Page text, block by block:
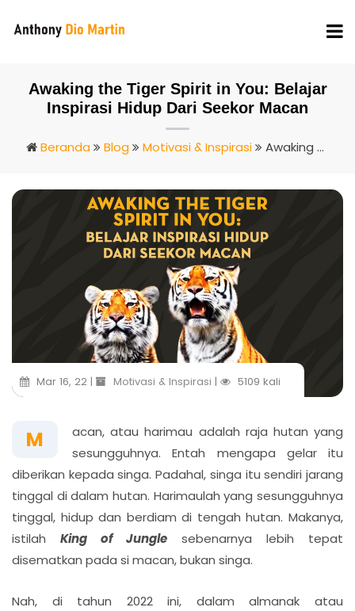
Awaking the Tiger Spirit in You: Belajar
Inspirasi Hidup Dari Seekor Macan
Beranda Blog Motivasi & Inspirasi Awaking The Tiger Spirit In You: Belajar Inspirasi Hidup Dari Seekor Macan
Mar 16, 22 | Motivasi & Inspirasi | 5109 kali
M
acan, atau harimau adalah raja hutan yang
sesungguhnya. Entah mengapa gelar itu
diberikan kepada singa. Padahal, singa itu sendiri jarang
tinggal di dalam hutan. Harimaulah yang sesungguhnya
tinggal, hidup dan berdiam di tengah hutan. Makanya,
istilah King of Jungle sebenarnya lebih tepat
disematkan pada si macan, bukan singa.
Nah, di tahun 2022 ini, dalam almanak atau